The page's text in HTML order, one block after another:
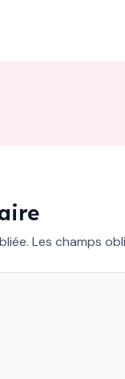
Les champs